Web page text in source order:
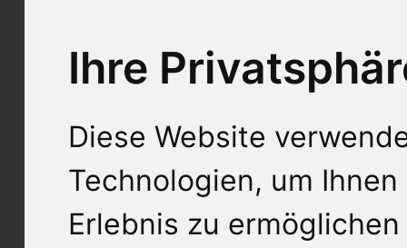
Ihre
Diese Website
Technologien, um
Erlebnis zu